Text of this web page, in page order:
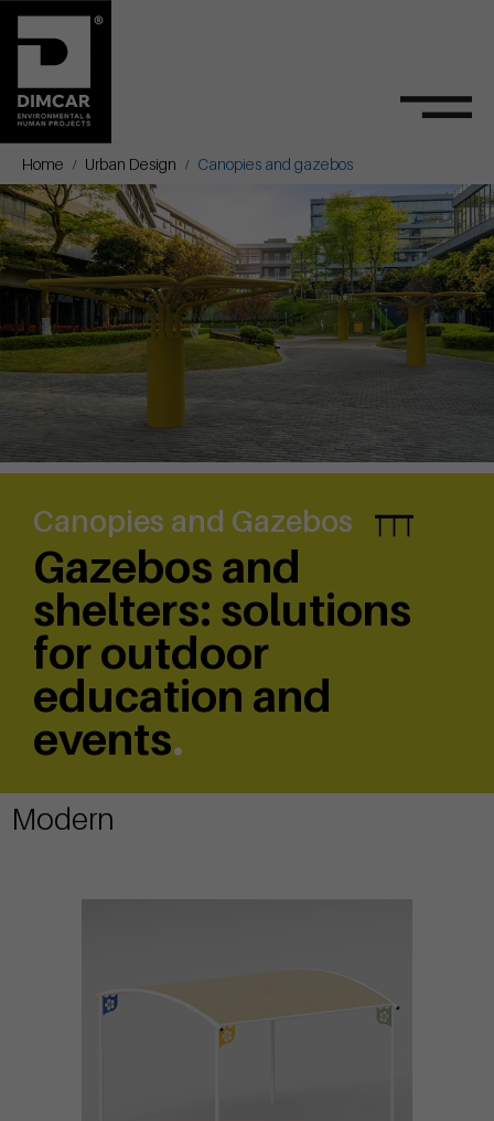
Home Urban Design Canopies and gazebos
Canopies and Gazebos
Gazebos and
shelters: solutions
for outdoor
education and
events.
Modern